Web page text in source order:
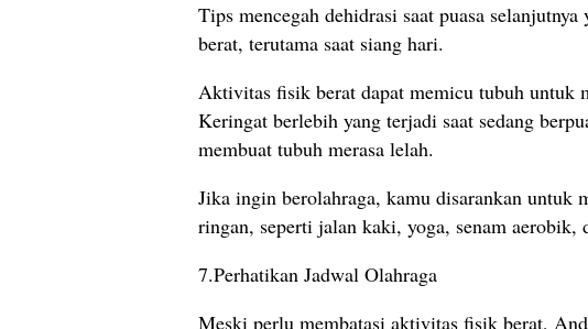
Tips mencegah dehidrasi saat puasa
berat, terutama saat siang hari.
Aktivitas fisik berat dapat memicu tubuh untuk
Keringat berlebih yang terjadi saat sedang
membuat tubuh merasa lelah.
Jika ingin berolahraga, kamu disarankan untuk
ringan, seperti jalan kaki, yoga, senam aerobik,
7.Perhatikan Jadwal Olahraga
Meski perlu membatasi aktivitas fisik berat,